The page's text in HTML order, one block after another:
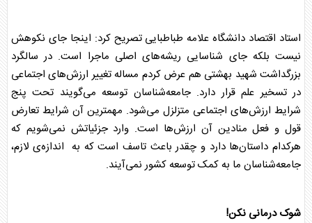
استاد اقتصاد دانشگاه علامه طباطبایی تصریح کرد: اینجا جای نکوهش
نیست بلکه جای شناسایی ریشه‌های اصلی ماجرا است. در سالگرد
بزرگداشت شهید بهشتی هم عرض کردم مساله تغییر ارزش‌های اجتماعی
در تسخیر علم قرار دارد. جامعه‌شناسان توسعه می‌گویند تحت پنج
شرایط ارزش‌های اجتماعی متزلزل می‌شود. مهمترین آن شرایط تعارض
قول و فعل منادین آن ارزش‌ها است. وارد جزئیاتش نمی‌شویم که
هرکدام داستان‌ها دارد و چقدر باعث تاسف است که به اندازه‌ی لازم،
جامعه‌شناسان ما به کمک توسعه کشور نمی‌آیند.
شوک درمانی نکن!